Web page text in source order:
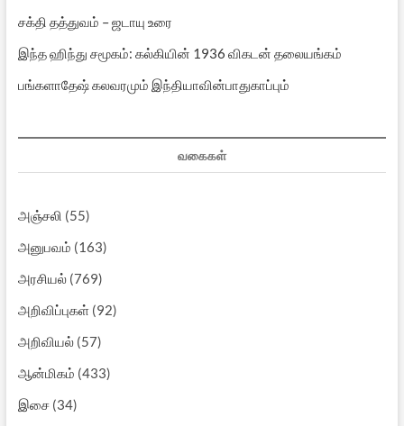
சக்தி தத்துவம் – ஜடாயு உரை
இந்த ஹிந்து சமூகம்: கல்கியின் 1936 விகடன் தலையங்கம்
பங்களாதேஷ் கலவரமும் இந்தியாவின்பாதுகாப்பும்
வகைகள்
அஞ்சலி (55)
அனுபவம் (163)
அரசியல்(769)
அறிவிப்புகள்(92)
அறிவியல்(57)
ஆன்மிகம் (433)
இசை(34)